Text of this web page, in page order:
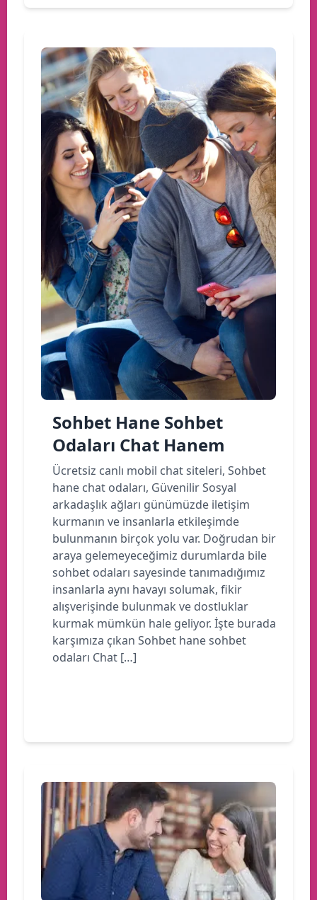
Sohbet Hane Sohbet
Odaları Chat Hanem
Ücretsiz canlı mobil chat siteleri, Sohbet
hane chat odaları, Güvenilir Sosyal
arkadaşlık ağları günümüzde iletişim
kurmanın ve insanlarla etkileşimde
bulunmanın birçok yolu var. Doğrudan bir
araya gelemeyeceğimiz durumlarda bile
sohbet odaları sayesinde tanımadığımız
insanlarla aynı havayı solumak, fikir
alışverişinde bulunmak ve dostluklar
kurmak mümkün hale geliyor. İşte burada
karşımıza çıkan Sohbet hane sohbet
odaları Chat […]